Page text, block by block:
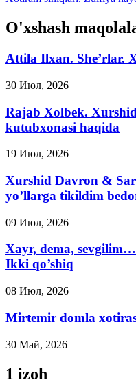
O'xshash
Attila Ilxan. She’rlar.
30 Июл, 2026
Rajab Xolbek.
kutubxonasi haqida
19 Июл, 2026
Xurshid Davron &
yo’llarga tikildim
09 Июл, 2026
Xayr, dema,
Ikki qo’shiq
08 Июл, 2026
Mirtemir domla
30 Май, 2026
1 izoh